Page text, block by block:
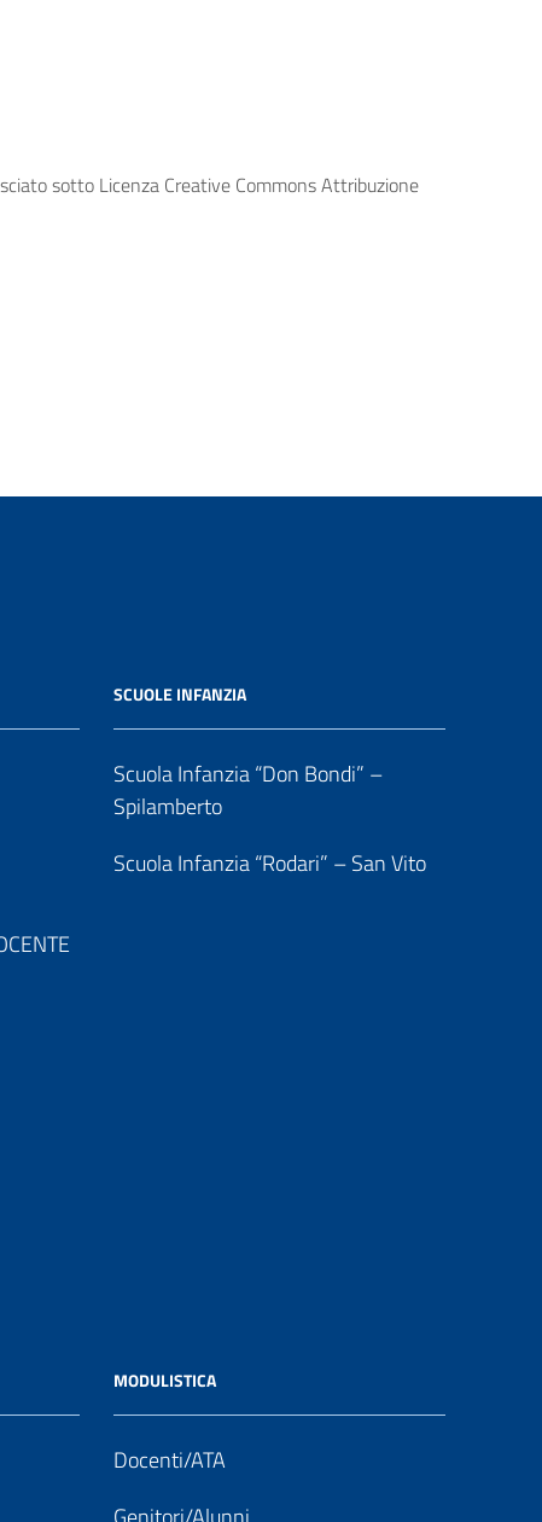
sotto Licenza Creative Commons Attribuzione
SCUOLE INFANZIA
Scuola Infanzia “Don Bondi” –
Spilamberto
Scuola Infanzia “Rodari” – San Vito
MODULISTICA
Docenti/ATA